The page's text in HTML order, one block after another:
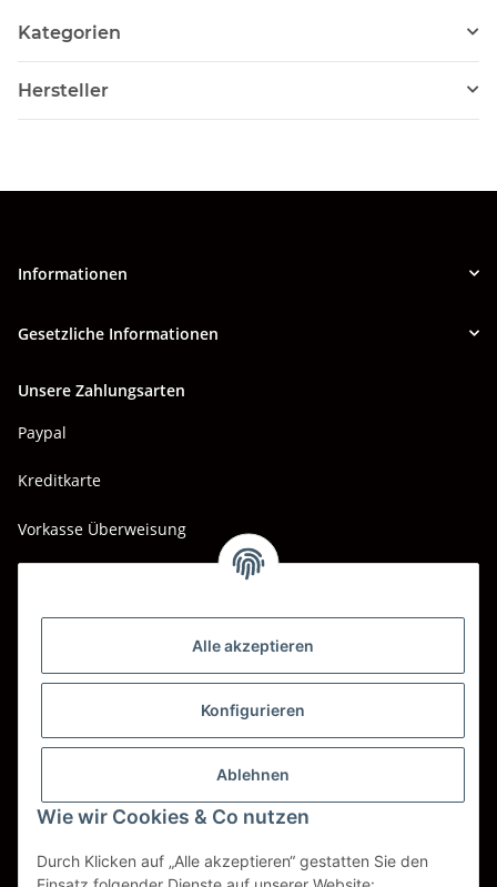
Alle akzeptieren
Konfigurieren
Ablehnen
Wie wir Cookies & Co nutzen
Durch Klicken auf „Alle akzeptieren“ gestatten Sie den
Kategorien
Hersteller
Informationen
Gesetzliche Informationen
Unsere Zahlungsarten
Paypal
Kreditkarte
Vorkasse Überweisung
Wir versenden mit
Spedition BTG
Spedition Schenker